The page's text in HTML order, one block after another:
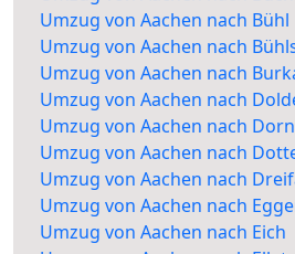
Umzug von Aachen nach Bühl
Umzug von Aachen nach
Umzug von Aachen nach
Umzug von Aachen nach
Umzug von Aachen nach
Umzug von Aachen nach
Umzug von Aachen nach
Umzug von Aachen nach
Umzug von Aachen nach Eich